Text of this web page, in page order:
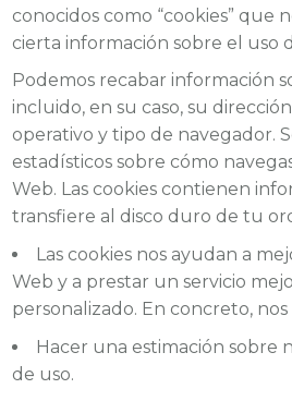
conocidos como “cookies” que
cierta información sobre el uso
Podemos recabar información
incluido, en su caso, su
operativo y tipo de navegador.
estadísticos sobre cómo
Web. Las cookies contienen
transfiere al disco duro de tu
Las cookies nos ayudan a
Web y a prestar un servicio
personalizado. En concreto,
Hacer una estimación sobre
de uso.